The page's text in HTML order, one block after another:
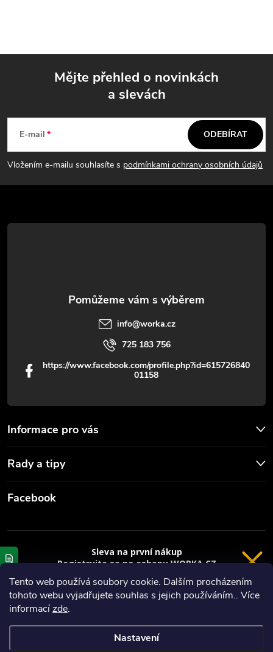
Tento web používá soubory cookie. Dalším procházením
tohoto webu vyjadřujete souhlas s jejich používáním.. Více
informacízde.
Nastavení
a
í
p
s
u
p
t
Mějte přehled o novinkách
a slevách
E-mail
Vložením e-mailu souhlasíte s podmínkami ochrany osobních údajů
ODEBÍRAT
Informace pro vás
Rady a tipy
info@worka.cz
725 183 756
https://www.facebook.com/profile.php?id=615726840
01158
Facebook
Vytvořil Shoptet
Copyright 2026
Sleva na první nákup
Registrujte se na eshopu WORKA.CZ
sleva 100 Kč* na nákup je Vaše.
Registrace
Privacy policy
VRÁCENÍ 14 DNÍ